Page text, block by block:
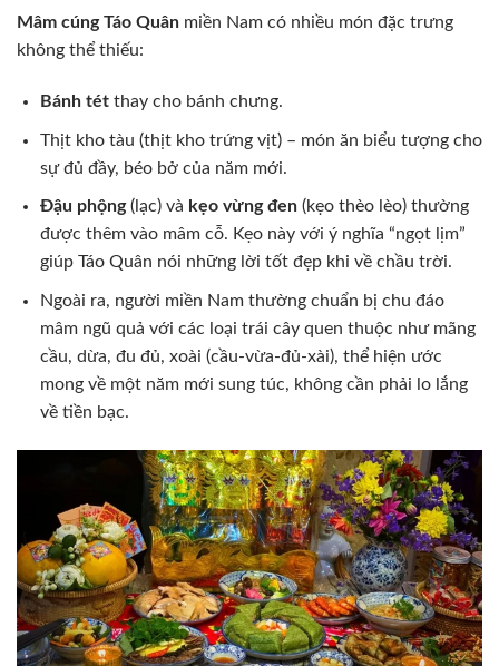
Mâm cúng Táo Quân miền Nam có nhiều món đặc trưng
không thể thiếu:
Bánh tétthay cho bánh chưng.
Thịt kho tàu (thịt kho trứng vịt) – món ăn biểu tượng cho
sự đủ đầy, béo bở của năm mới.
Đậu phộng(lạc) và kẹo vừng đen(kẹo thèo lèo) thường
được thêm vào mâm cỗ. Kẹo này với ý nghĩa “ngọt lịm”
giúp Táo Quân nói những lời tốt đẹp khi về chầu trời.
Ngoài ra, người miền Nam thường chuẩn bị chu đáo
mâm ngũ quả với các loại trái cây quen thuộc như mãng
cầu, dừa, đu đủ, xoài (cầu-vừa-đủ-xài), thể hiện ước
mong về một năm mới sung túc, không cần phải lo lắng
về tiền bạc.